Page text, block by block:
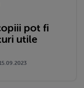
pot fi
utile